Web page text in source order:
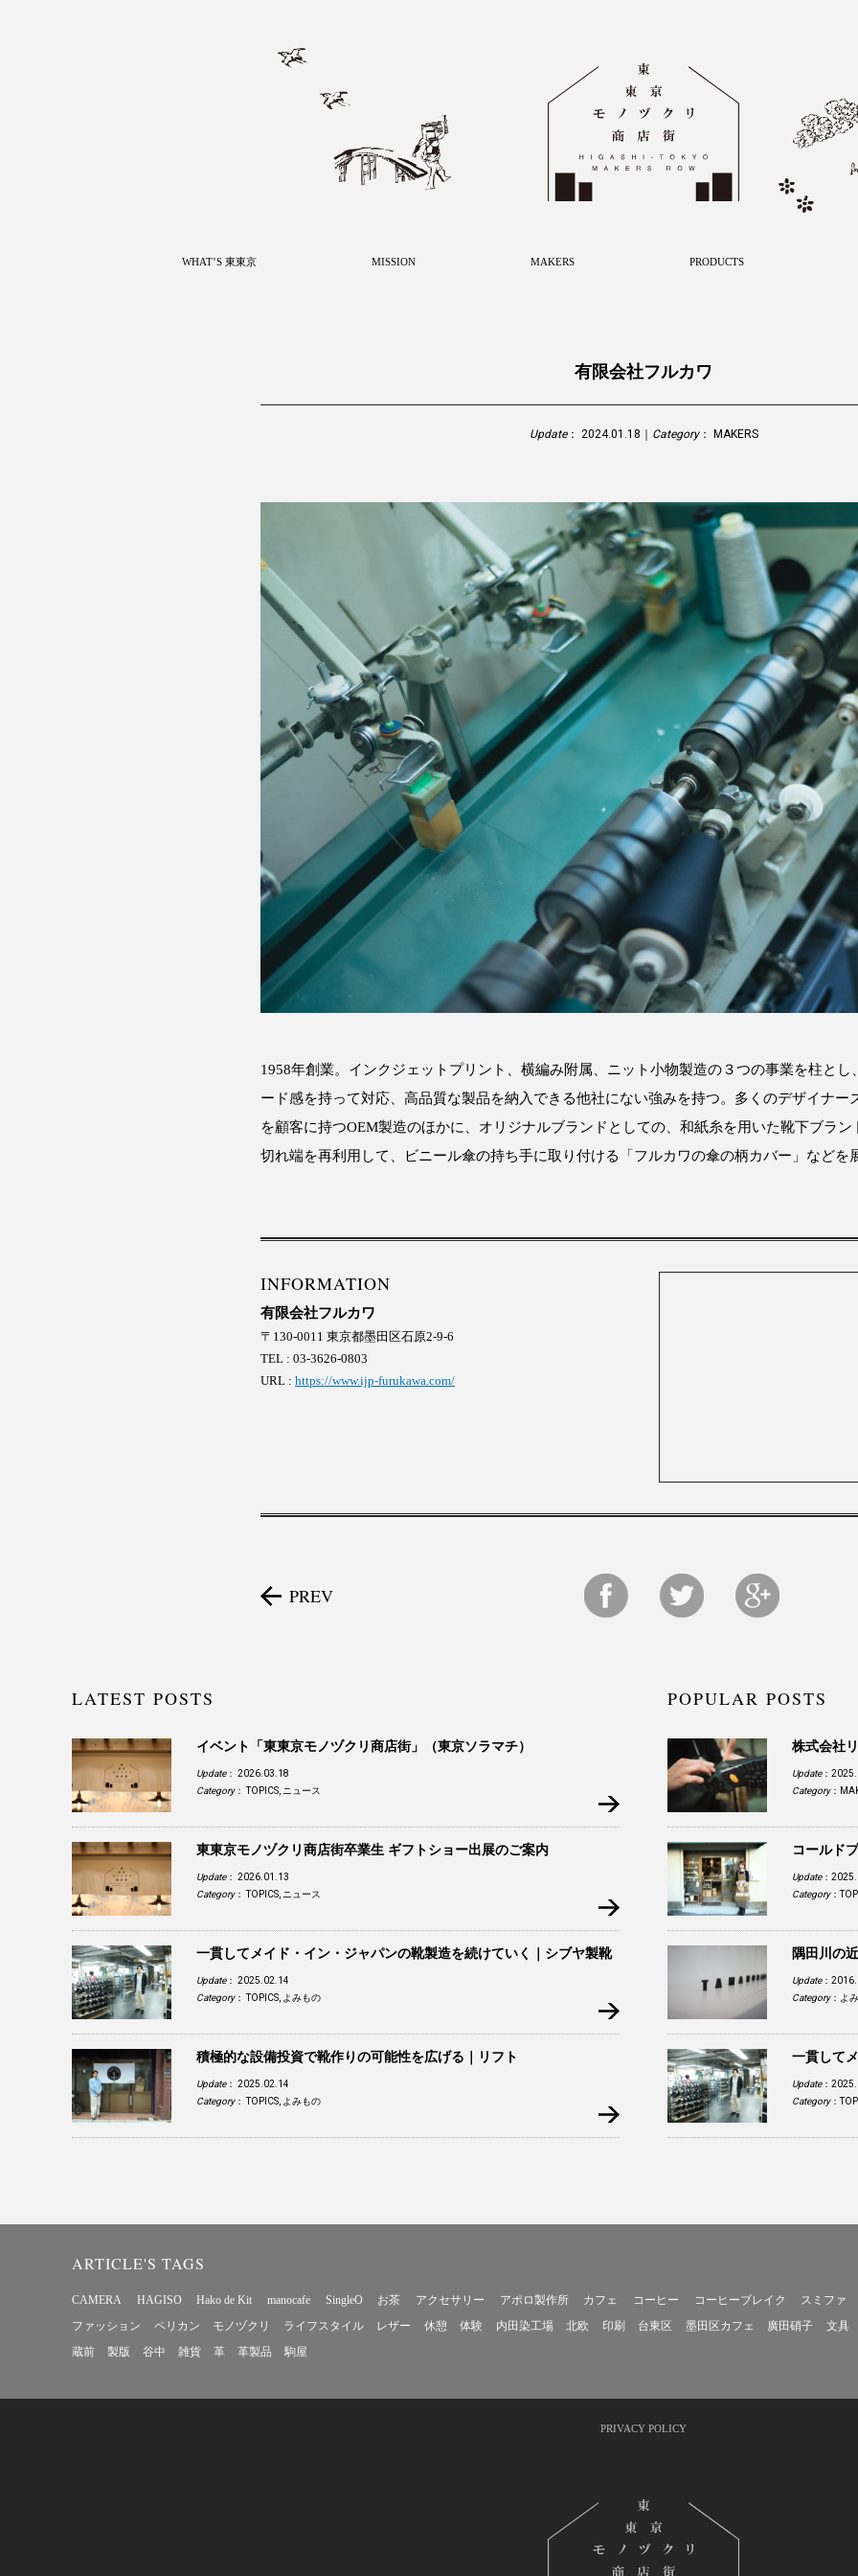
WHAT’S 東東京 MISSION MAKERS PRODUCTS
有限会社フルカワ
Update： 2024.01.18｜ Category： MAKERS
1958年創業。インクジェットプリント、横編み附属、ニット小物製造の３つの事業を柱と
ード感を持って対応、高品質な製品を納入できる他社にない強みを持つ。多くのデザイナー
を顧客に持つOEM製造のほかに、オリジナルブランドとしての、和紙糸を用いた靴下ブラン
切れ端を再利用して、ビニール傘の持ち手に取り付ける「フルカワの傘の柄カバー」などを
INFORMATION
有限会社フルカワ
〒130-0011 東京都墨田区石原2-9-6
TEL : 03-3626-0803
URL : https://www.ijp-furukawa.com/
PREV
LATEST POSTS
イベント「東東京モノヅクリ商店街」（東京ソラマチ）
Update： 2026.03.18
Category：TOPICS,ニュース
東東京モノヅクリ商店街卒業生 ギフトショー出展のご案内
Update： 2026.01.13
Category：TOPICS,ニュース
一貫してメイド・イン・ジャパンの靴製造を続けていく｜シブヤ製靴
Update： 2025.02.14
Category：TOPICS, よみもの
積極的な設備投資で靴作りの可能性を広げる｜リフト
Update： 2025.02.14
Category：TOPICS, よみもの
POPULAR POSTS
株式会社
Update：
Category：
コールド
Update：
Category：
隅田川の
Update：
Category： よ
一貫して
Update：
Category：
ARTICLE'S TAGS
CAMERA HAGISO Hako de Kit manocafe SingleO お茶 アクセサリー アポロ製作所 カフェ コーヒー コーヒーブレイク
スミファ
ファッション
ペリカン モノヅクリ ライフスタイル レザー 休憩 体験 内田染工場 北欧 印刷 台東区 墨田区カフェ 廣田硝子
文具
蔵前
製版 谷中 雑貨 革 革製品 駒屋
PRIVACY POLICY